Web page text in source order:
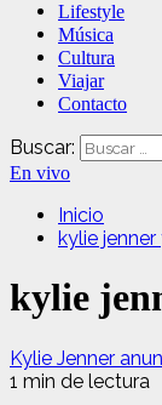
Lifestyle
Música
Cultura
Viajar
Contacto
Buscar:
En vivo
Inicio
kylie jenner
kylie
Kylie Jenner
1 min de lectura